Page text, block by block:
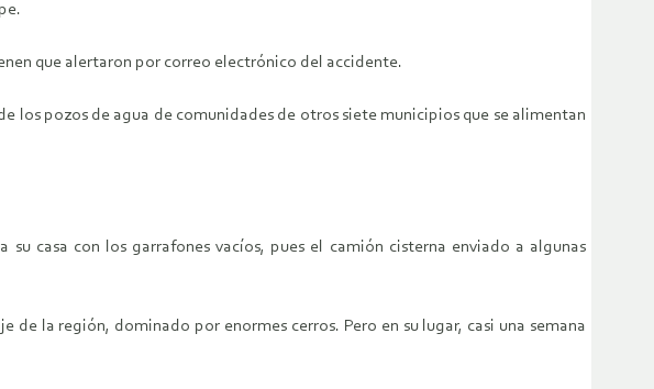
que alertaron por correo electrónico del accidente.
los pozos de agua de comunidades de otros siete municipios que se alimentan
casa con los garrafones vacíos, pues el camión cisterna enviado a algunas
la región, dominado por enormes cerros. Pero en su lugar, casi una semana